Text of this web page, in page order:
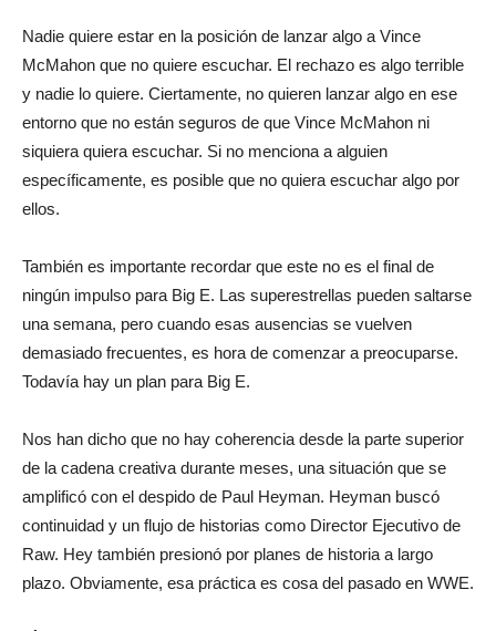
Nadie quiere estar en la posición de lanzar algo a Vince
McMahon que no quiere escuchar. El rechazo es algo terrible
y nadie lo quiere. Ciertamente, no quieren lanzar algo en ese
entorno que no están seguros de que Vince McMahon ni
siquiera quiera escuchar. Si no menciona a alguien
específicamente, es posible que no quiera escuchar algo por
ellos.
También es importante recordar que este no es el final de
ningún impulso para Big E. Las superestrellas pueden saltarse
una semana, pero cuando esas ausencias se vuelven
demasiado frecuentes, es hora de comenzar a preocuparse.
Todavía hay un plan para Big E.
Nos han dicho que no hay coherencia desde la parte superior
de la cadena creativa durante meses, una situación que se
amplificó con el despido de Paul Heyman. Heyman buscó
continuidad y un flujo de historias como Director Ejecutivo de
Raw. Hey también presionó por planes de historia a largo
plazo. Obviamente, esa práctica es cosa del pasado en WWE.